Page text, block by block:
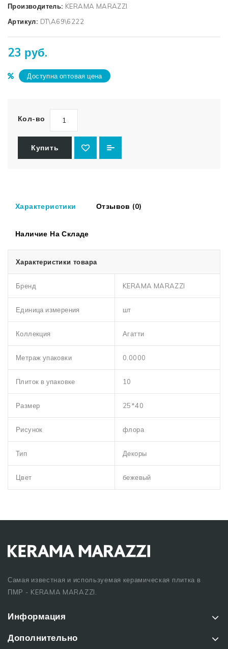
Производитель: KERAMA MARAZZI
Артикул: DT\A69\6222
23 руб.
Доступна оптовая цена
Кол-во
Купить
Характеристики Отзывов (0)
Наличие На Складе
Характеристики товара
Бренд KERAMA MARAZZI
Единица измерения шт
Коллекция Агатти
Метраж упаковки 0.0000
Плиток в упаковке 10
Размер 25*40
Рисунок флора
Тип Декоры
Цвет бежевый
Самая известная и используемая керамическая плитка в
ПМР - KERAMA MARAZZI.
Информация
Дополнительно